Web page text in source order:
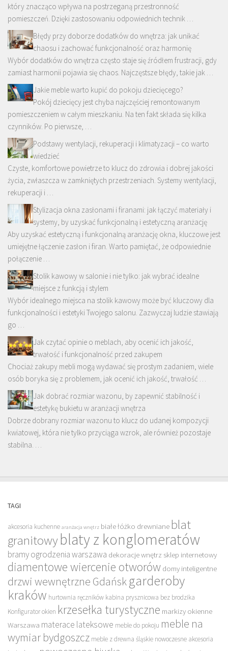
który znacząco wpływa na postrzeganą przestronność
pomieszczeń. Dzięki zastosowaniu odpowiednich technik …
Błędy przy doborze dodatków do wnętrza: jak unikać
chaosu i zachować funkcjonalność oraz harmonię
Wybór dodatków do wnętrza często staje się źródłem frustracji, gdy
zamiast harmonii pojawia się chaos. Najczęstsze błędy, takie jak …
Jakie meble warto kupić do pokoju dziecięcego?
Pokój dziecięcy jest chyba najczęściej remontowanym
pomieszczeniem w całym mieszkaniu. Na ten fakt składa się kilka
czynników. Po pierwsze, …
Podstawy wentylacji, rekuperacji i klimatyzacji – co warto
wiedzieć
Czyste, komfortowe powietrze to klucz do zdrowia i dobrej jakości
życia, zwłaszcza w zamkniętych przestrzeniach. Systemy wentylacji,
rekuperacji i …
Stylizacja okna zasłonami i firanami: jak łączyć materiały i
systemy, by uzyskać funkcjonalną i estetyczną aranżację
Aby uzyskać estetyczną i funkcjonalną aranżację okna, kluczowe jest
umiejętne łączenie zasłon i firan. Warto pamiętać, że odpowiednie
połączenie …
Stolik kawowy w salonie i nie tylko: jak wybrać idealne
miejsce z funkcją i stylem
Wybór idealnego miejsca na stolik kawowy może być kluczowy dla
funkcjonalności i estetyki Twojego salonu. Zazwyczaj ludzie stawiają
go …
Jak czytać opinie o meblach, aby ocenić ich jakość,
trwałość i funkcjonalność przed zakupem
Chociaż zakupy mebli mogą wydawać się prostym zadaniem, wiele
osób boryka się z problemem, jak ocenić ich jakość, trwałość …
Jak dobrać rozmiar wazonu, by zapewnić stabilność i
estetykę bukietu w aranżacji wnętrza
Dobrze dobrany rozmiar wazonu to klucz do udanej kompozycji
kwiatowej, która nie tylko przyciąga wzrok, ale również pozostaje
stabilna. …
TAGI
akcesoria kuchenne aranżacja wnętrz białe łóżko drewniane blat
granitowyblaty z konglomeratów
bramy ogrodzenia warszawa dekoracje wnętrz sklep internetowy
diamentowe wiercenie otworów domy inteligentne
drzwi wewnętrzne Gdańsk garderoby
kraków hurtownia ręczników kabina prysznicowa bez brodzika
Konfigurator okien krzesełka turystyczne markizy okienne
Warszawa materace lateksowe meble do pokoju meble na
wymiar bydgoszcz meble z drewna śląskie nowoczesne akcesoria